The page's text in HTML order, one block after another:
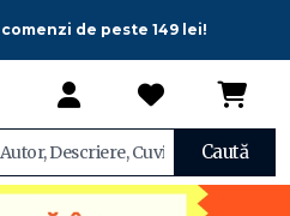
de peste 149 lei!
Caută